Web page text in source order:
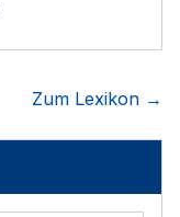
Zum Lexikon →